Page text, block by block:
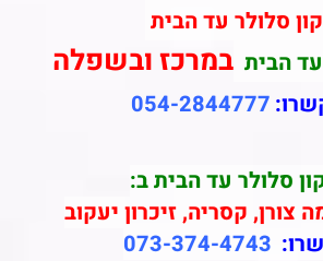
סלולר עד הבית
עד הביתבמרכז ובשפלה
054-2844777
סלולר עד הבית ב:
צורן, קסריה, זיכרון יעקוב
073-374-4743